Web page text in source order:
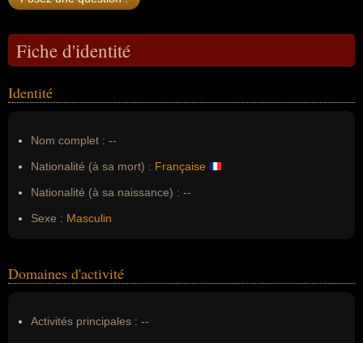
Fiche d'identité
Identité
Nom complet : --
Nationalité (à sa mort) : Française
Nationalité (à sa naissance) : --
Sexe : Masculin
Domaines d'activité
Activités principales : --